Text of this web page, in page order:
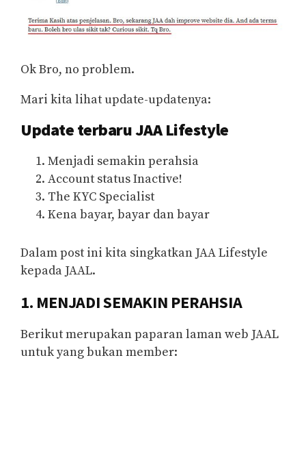
Ok Bro, no problem.
Mari kita lihat update-updatenya:
Update terbaru JAA Lifestyle
Menjadi semakin perahsia
Account status Inactive!
The KYC Specialist
Kena bayar, bayar dan bayar
Dalam post ini kita singkatkan JAA Lifestyle
kepada JAAL.
1. MENJADI SEMAKIN PERAHSIA
Berikut merupakan paparan laman web JAAL
untuk yang bukan member: